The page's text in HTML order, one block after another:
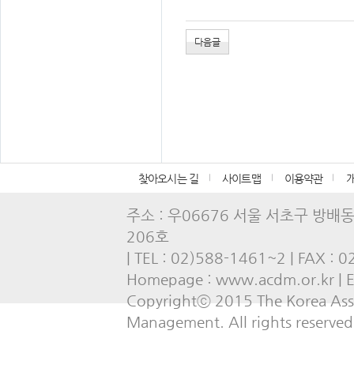
다음글
찾아오시는 길 사이트맵 이용약관
주소 : 우06676 서울 서초구 방배
206호
| TEL : 02)588-1461~2 | FAX :
Homepage : www.acdm.or.kr |
Copyrightⓒ 2015 The Korea
Management. All rights reserved